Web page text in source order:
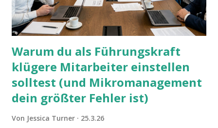
Warum du als Führungskraft
klügere Mitarbeiter einstellen
solltest (und Mikromanagement
dein größter Fehler ist)
Von Jessica Turner 25.3.26